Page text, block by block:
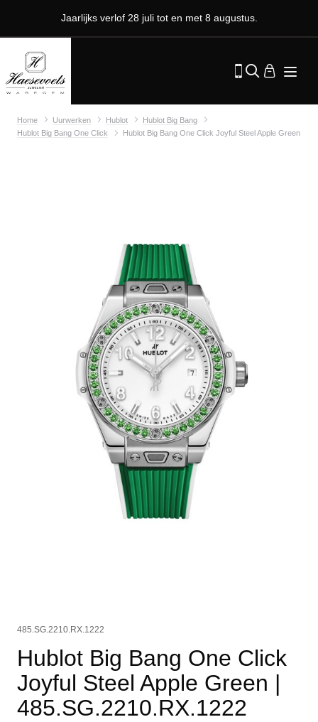
Jaarlijks verlof 28 juli tot en met 8 augustus.
Home Uurwerken Hublot
Hublot Big Bang
Hublot Big Bang One Click
Hublot Big Bang One Click Joyful Steel Apple Green
485.SG.2210.RX.1222
Hublot Big Bang One Click
Joyful Steel Apple Green |
485.SG.2210.RX.1222